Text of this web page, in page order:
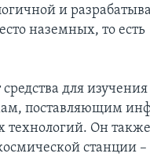
и
наземных, то есть
для
поставляющим
технологий. Он
станции –